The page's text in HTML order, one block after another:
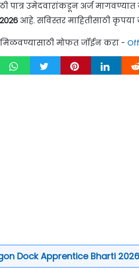
पात्र उमेदवारांकडून अर्ज
आहे. सविस्तर माहितीसाठी कृपया
मिळवण्यासाठी मोफत जॉईन करा -
Dock Apprentice Bharti 2026